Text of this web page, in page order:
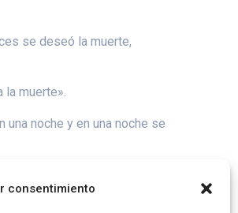
consentimiento
se deseó la muerte,
la muerte».
noche y en una noche se
bien del mal, y donde hay